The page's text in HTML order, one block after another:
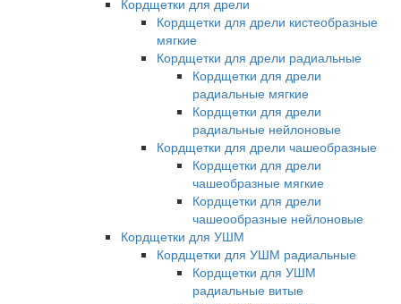
Кордщетки для дрели
Кордщетки для дрели кистеобразные
мягкие
Кордщетки для дрели радиальные
Кордщетки для дрели
радиальные мягкие
Кордщетки для дрели
радиальные нейлоновые
Кордщетки для дрели чашеобразные
Кордщетки для дрели
чашеобразные мягкие
Кордщетки для дрели
чашеообразные нейлоновые
Кордщетки для УШМ
Кордщетки для УШМ радиальные
Кордщетки для УШМ
радиальные витые